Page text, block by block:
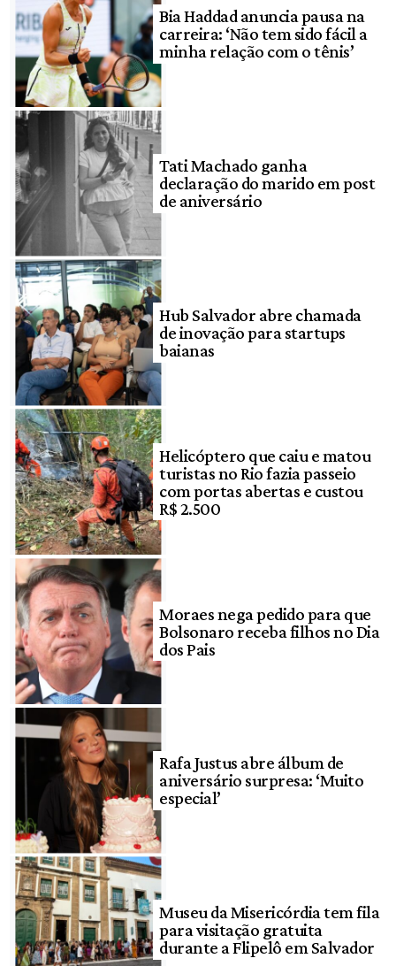
Bia Haddad anuncia pausa na
carreira: ‘Não tem sido fácil a
minha relação com o tênis’
Tati Machado ganha
declaração do marido em post
de aniversário
Hub Salvador abre chamada
de inovação para startups
baianas
Helicóptero que caiu e matou
turistas no Rio fazia passeio
com portas abertas e custou
R$ 2.500
Moraes nega pedido para que
Bolsonaro receba filhos no Dia
dos Pais
Rafa Justus abre álbum de
aniversário surpresa: ‘Muito
especial’
Museu da Misericórdia tem fila
para visitação gratuita
durante a Flipelô em Salvador